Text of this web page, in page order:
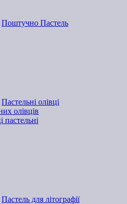
Поштучно Пастель
Пастельні олівці
олівців
пастельні
Пастель для літографії